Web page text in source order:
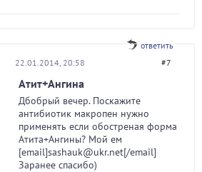
ответить
22.01.2014, 20:58 #7
Атит+Ангина
Дбобрый вечер. Поскажите
антибиотик макропен нужно
применять если обостреная форма
Атита+Ангины? Мой ем
[email]sashauk@ukr.net[/email]
Заранее спасибо)